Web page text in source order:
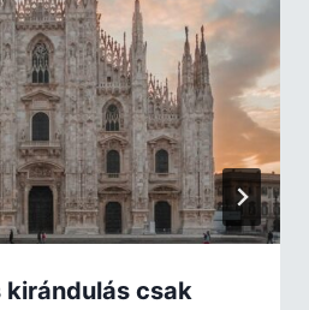
kirándulás csak